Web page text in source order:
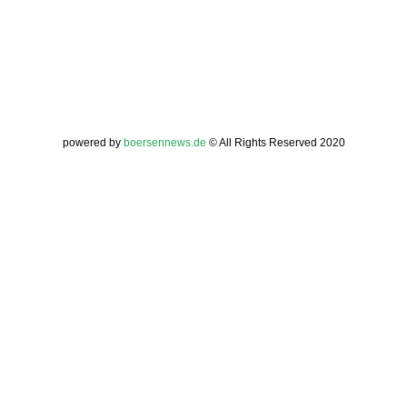
powered by boersennews.de © All Rights Reserved 2020